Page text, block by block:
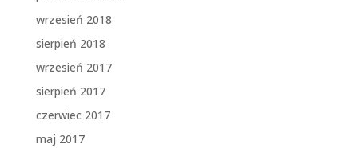
wrzesień 2018
sierpień 2018
wrzesień 2017
sierpień 2017
czerwiec 2017
maj 2017